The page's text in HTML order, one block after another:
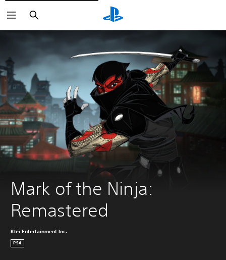
Buscar
Mark of the Ninja:
Remastered
Klei Entertainment Inc.
PS4